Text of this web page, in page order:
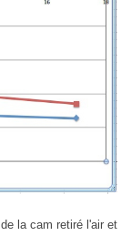
la cam retiré l'air et